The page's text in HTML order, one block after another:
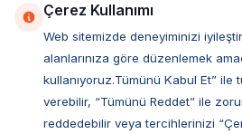
Çerez Kullanımı
Web sitemizde deneyiminizi
alanlarınıza göre düzenlemek
kullanıyoruz.Tümünü Kabul Et”
verebilir, “Tümünü Reddet” ile
reddedebilir veya tercihlerinizi